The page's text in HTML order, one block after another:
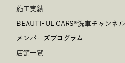
施工実績
BEAUTIFUL CARS®洗車チャンネル
メンバーズプログラム
店舗一覧